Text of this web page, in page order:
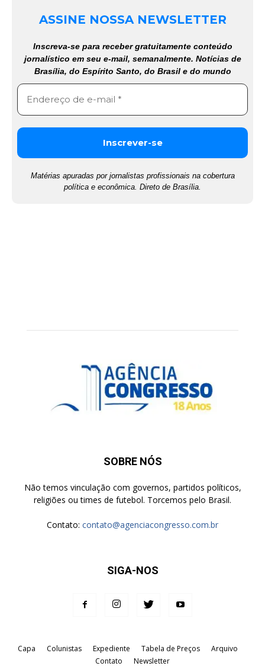
ASSINE NOSSA NEWSLETTER
Inscreva-se para receber gratuitamente conteúdo
jornalístico em seu e-mail, semanalmente. Notícias de
Brasília, do Espírito Santo, do Brasil e do mundo
Matérias apuradas por jornalistas profissionais na cobertura
política e econômica. Direto de Brasília.
SOBRE NÓS
Não temos vinculação com governos, partidos políticos,
religiões ou times de futebol. Torcemos pelo Brasil.
Contato: contato@agenciacongresso.com.br
SIGA-NOS
Capa Colunistas Expediente Tabela de Preços
Arquivo
Contato
Newsletter